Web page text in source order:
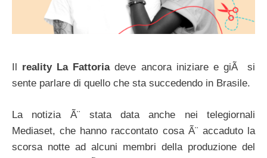
Il reality La Fattoriadeve ancora iniziare e giÃ si
sente parlare di quello che sta succedendo in Brasile.
La notizia Ã¨ stata data anche nei telegiornali
Mediaset, che hanno raccontato cosa Ã¨ accaduto la
scorsa notte ad alcuni membri della produzione del